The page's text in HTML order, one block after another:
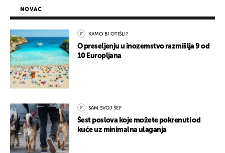
NOVAC
KAMO BI OTIŠLI?
O preseljenju u inozemstvo razmišlja 9 od
10 Europljana
SAM SVOJ ŠEF
Šest poslova koje možete pokrenuti od
kuće uz minimalna ulaganja